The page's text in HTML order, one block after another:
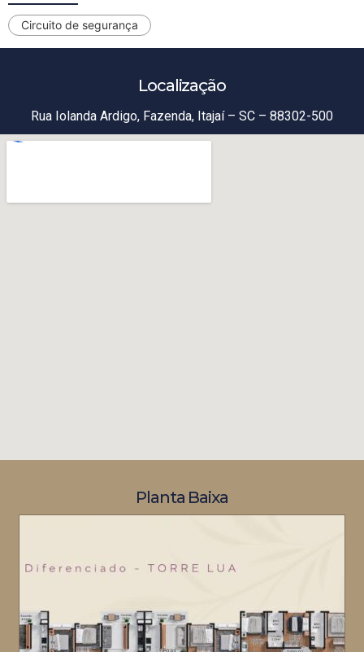
Circuito de segurança
Localização
Rua Iolanda Ardigo, Fazenda, Itajaí – SC – 88302-500
Planta Baixa